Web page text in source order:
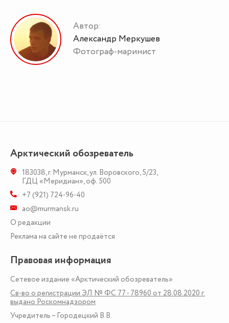
Автор:
Александр Меркушев
Фотограф-маринист
Арктический обозреватель
183038,г. Мурманск,ул. Воровского, 5/23,
ГДЦ «Меридиан», оф. 500
+7 (921) 724-96-40
ao@murmansk.ru
О редакции
Реклама на сайте не продаётся
Правовая информация
Сетевое издание «Арктический обозреватель»
Св-во о регистрации ЭЛ № ФС 77 - 78960 от 28.08.2020 г.
выдано Роскомнадзором
Учредитель – Городецкий В.В.